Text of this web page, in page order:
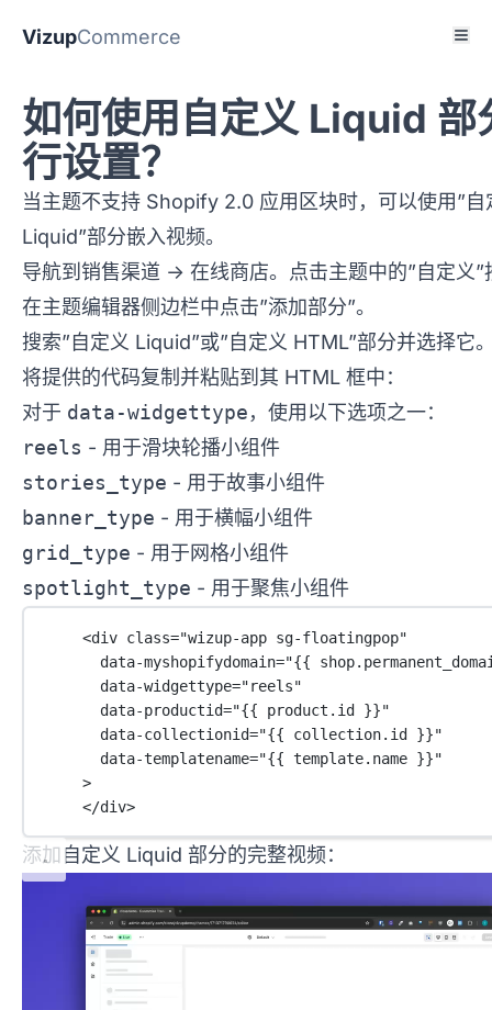
VizupCommerce
如何使用自定义 Liquid 部
行设置？
当主题不支持 Shopify 2.0 应用区块时，可以使用”自
Liquid”部分嵌入视频。
导航到销售渠道 -> 在线商店。点击主题中的”自定义”
在主题编辑器侧边栏中点击”添加部分”。
搜索”自定义 Liquid”或”自定义 HTML”部分并选择它
将提供的代码复制并粘贴到其 HTML 框中：
对于 data-widgettype，使用以下选项之一：
reels - 用于滑块轮播小组件
stories_type - 用于故事小组件
banner_type - 用于横幅小组件
grid_type - 用于网格小组件
spotlight_type - 用于聚焦小组件
<div class="wizup-app sg-floatingpop"
data-myshopifydomain="{{ shop.
data-widgettype="reels"
data-productid="{{ product . id }}"
data-collectionid="{{ collection. id }}"
data-templatename="{{ template. name }}"
>
</div>
添加自定义 Liquid 部分的完整视频：